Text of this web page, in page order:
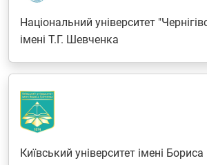
Національний університет
імені Т.Г. Шевченка
Київський університет імені Бориса